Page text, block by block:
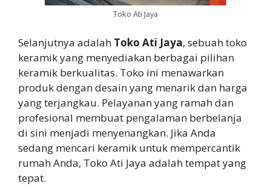
Toko Ati Jaya
Selanjutnya adalah Toko Ati Jaya, sebuah toko
keramik yang menyediakan berbagai pilihan
keramik berkualitas. Toko ini menawarkan
produk dengan desain yang menarik dan harga
yang terjangkau. Pelayanan yang ramah dan
profesional membuat pengalaman berbelanja
di sini menjadi menyenangkan. Jika Anda
sedang mencari keramik untuk mempercantik
rumah Anda, Toko Ati Jaya adalah tempat yang
tepat.